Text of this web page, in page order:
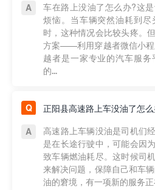
车在路上没油了怎么办?这
烦恼。当车辆突然油耗到
时，这种情况会比较头疼。
方案——利用穿越者微信小程
越者是一家专业的汽车服
的...
正阳县高速路上车没油了怎
高速路上车辆没油是司机们
是在长途行驶中，可能会因
致车辆燃油耗尽。这时候司
来解决问题，保障自己和车
油的窘境，有一项新的服务